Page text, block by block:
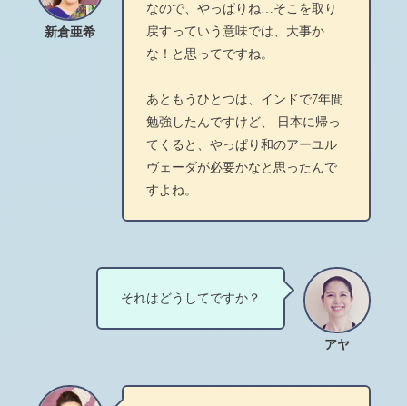
新倉亜希
なので、やっぱりね…そこを取り
戻すっていう意味では、大事か
な！と思ってですね。
あともうひとつは、インドで7年間
勉強したんですけど、 日本に帰っ
てくると、やっぱり和のアーユル
ヴェーダが必要かなと思ったんで
すよね。
アヤ
それはどうしてですか？